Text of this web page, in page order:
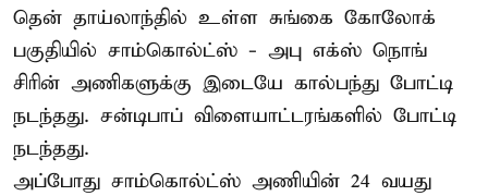
தென் தாய்லாந்தில் உள்ள சுங்கை கோலோக்
பகுதியில் சாம்கொல்ட்ஸ் - அபு எக்ஸ் நொங்
சிரின் அணிகளுக்கு இடையே கால்பந்து போட்டி
நடந்தது. சன்டிபாப் விளையாட்டரங்களில் போட்டி
நடந்தது.
அப்போது சாம்கொல்ட்ஸ் அணியின் 24 வயது